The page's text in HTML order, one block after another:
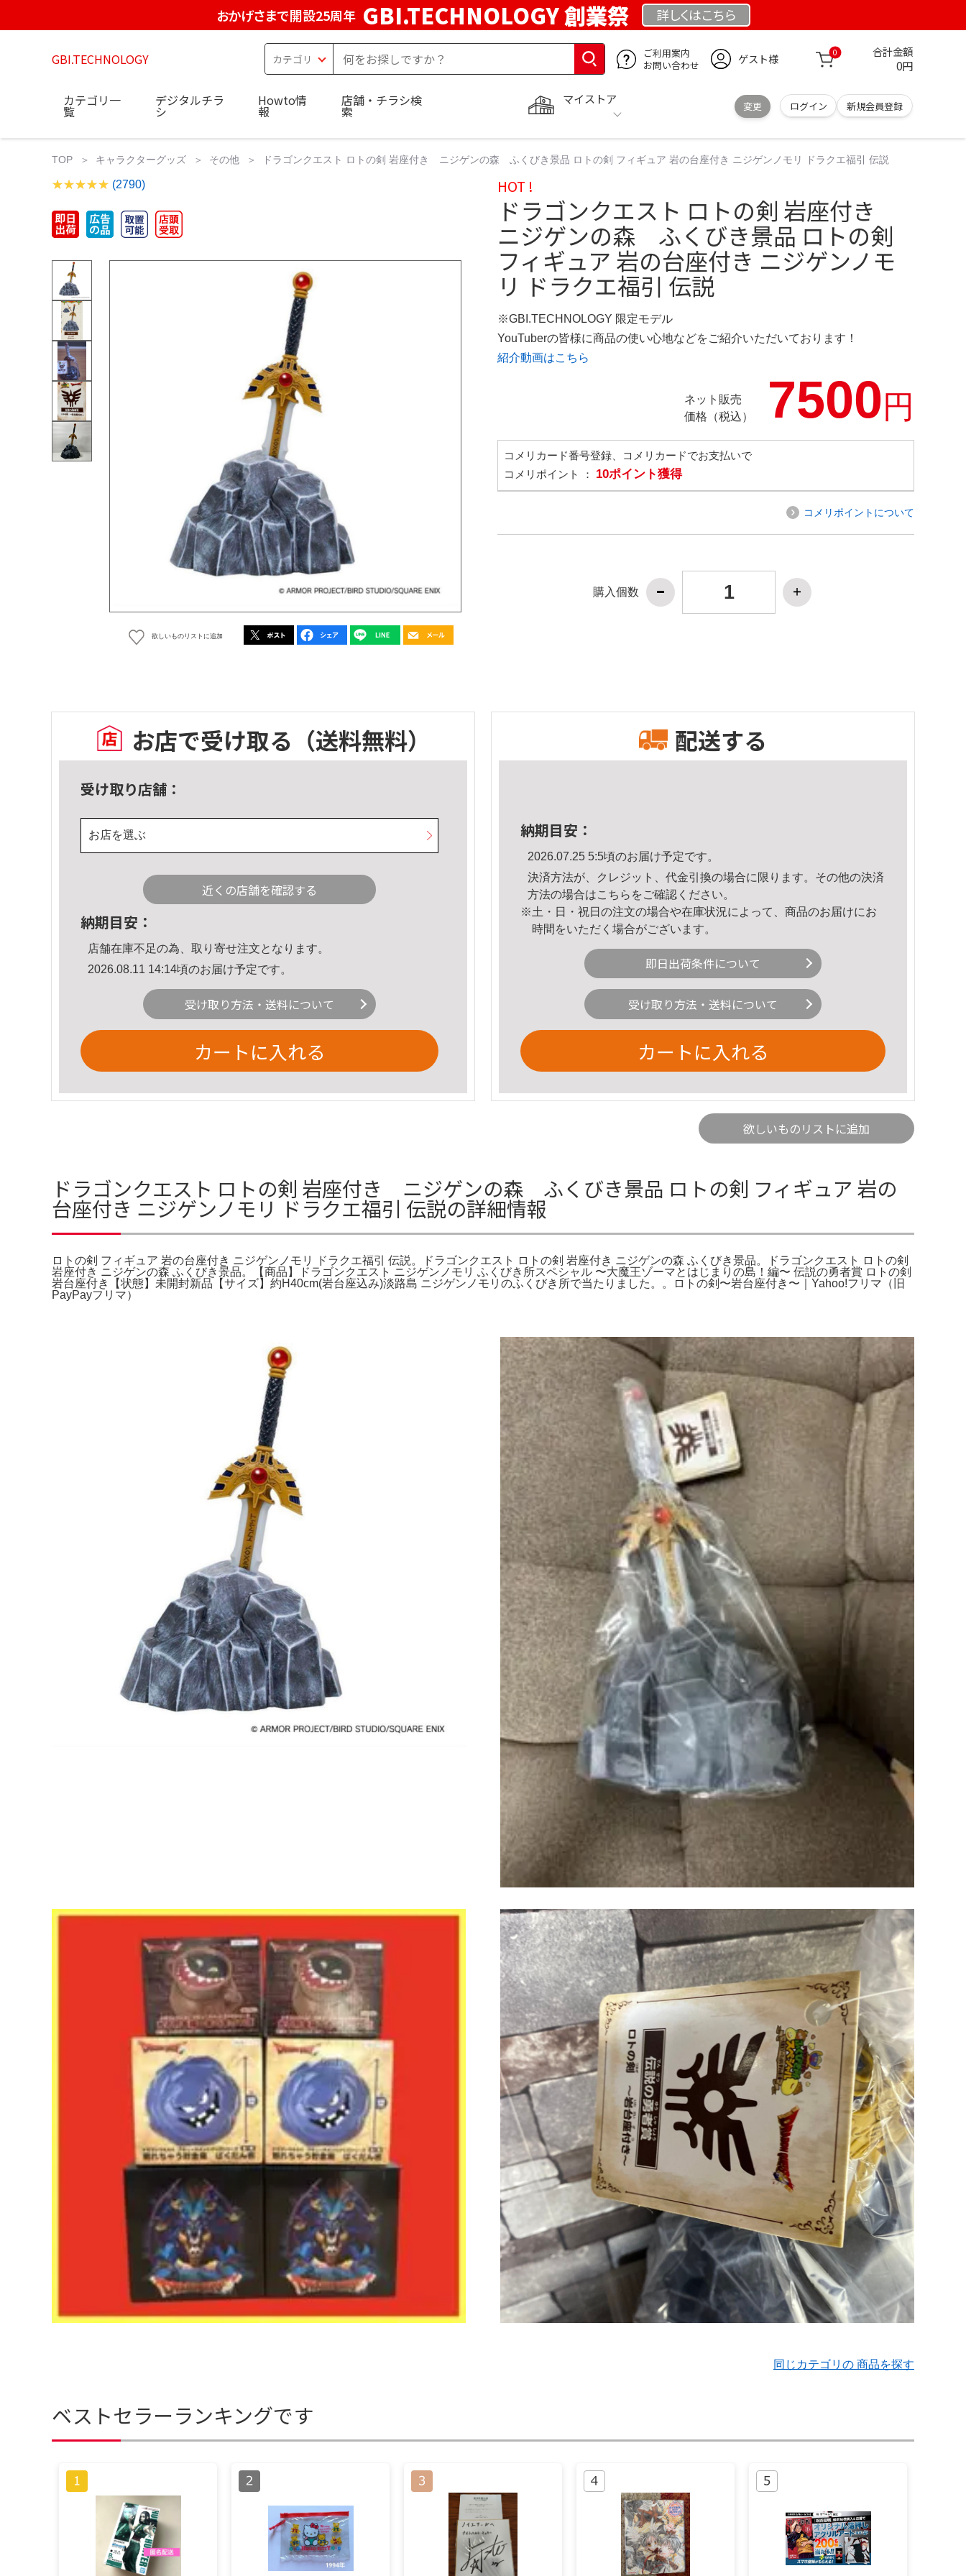
おかげさまで開設25周年 GBI.TECHNOLOGY 創業祭 詳しくはこちら
GBI.TECHNOLOGY
ご利用案内
お問い合わせ
ゲスト様 0 合計金額
0円
マイストア
変更 ログイン 新規会員登録
カテゴリ一
覧
デジタルチラ
シ
Howto情
報
店舗・チラシ検
索
TOP キャラクターグッズ その他 ドラゴンクエスト ロトの剣 岩座付き ニジゲンの森 ふくびき景品 ロトの剣 フィギュア 岩の台座付き ニジゲンノモリ ドラクエ福引 伝説
(2790)
欲しいものリストに追加
HOT !
ドラゴンクエスト ロトの剣 岩座付き
ニジゲンの森 ふくびき景品 ロトの剣
フィギュア 岩の台座付き ニジゲンノモ
リ ドラクエ福引 伝説
※GBI.TECHNOLOGY 限定モデル
YouTuberの皆様に商品の使い心地などをご紹介いただいております！
紹介動画はこちら
ネット販売
価格（税込）
7500円
コメリカード番号登録、コメリカードでお支払いで
コメリポイント ： 10ポイント獲得
コメリポイントについて
購入個数
お店で受け取る （送料無料）
受け取り店舗：
お店を選ぶ
近くの店舗を確認する
納期目安：
店舗在庫不足の為、取り寄せ注文となります。
2026.08.11 14:14頃のお届け予定です。
受け取り方法・送料について
カートに入れる
配送する
納期目安：
2026.07.25 5:5頃のお届け予定です。
決済方法が、クレジット、代金引換の場合に限ります。その他の決済
方法の場合はこちら をご確認ください。
※土・日・祝日の注文の場合や在庫状況によって、商品のお届けにお
時間をいただく場合がございます。
即日出荷条件について
受け取り方法・送料について
カートに入れる
欲しいものリストに追加
ドラゴンクエスト ロトの剣 岩座付き ニジゲンの森 ふくびき景品 ロトの剣 フィギュア 岩の
台座付き ニジゲンノモリ ドラクエ福引 伝説の詳細情報
ロトの剣 フィギュア 岩の台座付き ニジゲンノモリ ドラクエ福引 伝説。ドラゴンクエスト ロトの剣 岩座付き ニジゲンの森 ふくびき景品。ドラゴンクエスト ロトの剣
岩座付き ニジゲンの森 ふくびき景品。【商品】ドラゴンクエスト ニジゲンノモリ ふくびき所スペシャル 〜大魔王ゾーマとはじまりの島！編〜 伝説の勇者賞 ロトの剣
岩台座付き【状態】未開封新品【サイズ】約H40cm(岩台座込み)淡路島 ニジゲンノモリのふくびき所で当たりました。。ロトの剣〜岩台座付き〜｜Yahoo!フリマ（旧
PayPayフリマ）
同じカテゴリの 商品を探す
ベストセラーランキングです